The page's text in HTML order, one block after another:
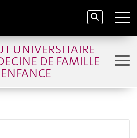
UNIVERSITAIRE
DE FAMILLE